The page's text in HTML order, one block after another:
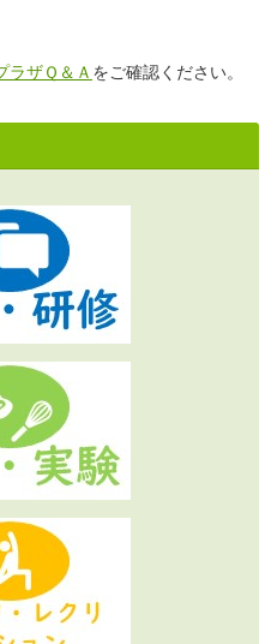
ラザＱ＆Ａ をご確認ください。